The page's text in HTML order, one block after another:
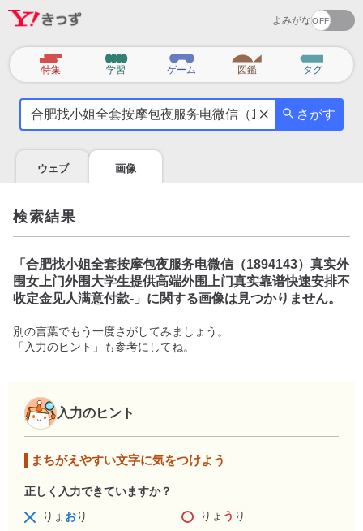
よみがな
カ
テ
特集 学習 ゲーム 図鑑 タグ
気
を
調
べ
よ
う
さがす
ウェブ 画像
検索結果
「 合肥找小姐全套按摩包夜服务电微信（1894143）真实外
围女上门外围大学生提供高端外围上门真实靠谱快速安排不
收定金见人满意付款- 」に関する画像は見つかりません。
別の言葉でもう一度さがしてみましょう。
「入力のヒント」も参考にしてね。
入力のヒント
まちがえやすい文字に気をつけよう
正しく入力できていますか？
りょ おり りょ う り